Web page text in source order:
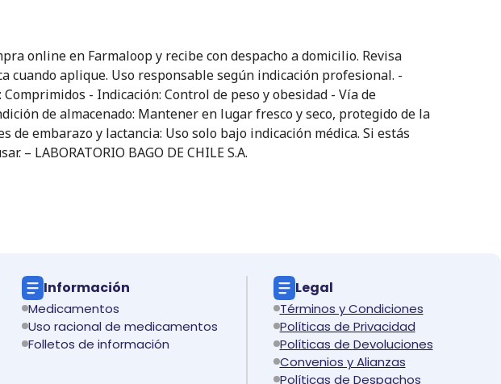
online en Farmaloop y recibe con despacho a domicilio. Revisa
cuando aplique. Uso responsable según indicación profesional. -
- Indicación: Control de peso y obesidad - Vía de
de almacenado: Mantener en lugar fresco y seco, protegido de la
embarazo y lactancia: Uso solo bajo indicación médica. Si estás
LABORATORIO BAGO DE CHILE S.A.
Información
Medicamentos
Uso racional de medicamentos
Folletos de información
Legal
Términos y Condiciones
Políticas de Privacidad
Políticas de Devoluciones
Convenios y Alianzas
Políticas de Despachos